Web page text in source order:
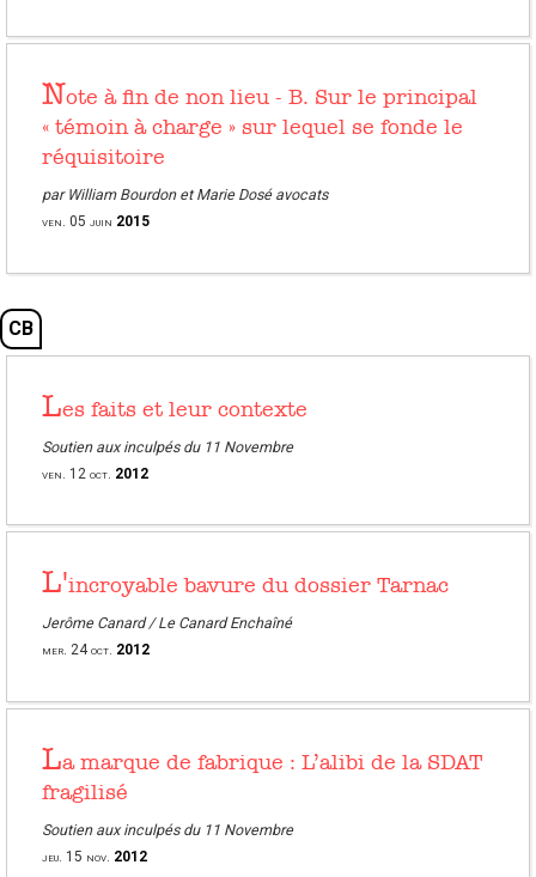
Note à fin de non lieu - B. Sur le principal
« témoin à charge » sur lequel se fonde le
réquisitoire
par William Bourdon et Marie Dosé avocats
ven. 05 juin 2015
CB
Les faits et leur contexte
Soutien aux inculpés du 11 Novembre
ven. 12 oct. 2012
L'incroyable bavure du dossier Tarnac
Jerôme Canard / Le Canard Enchaîné
mer. 24 oct. 2012
La marque de fabrique : L’alibi de la SDAT
fragilisé
Soutien aux inculpés du 11 Novembre
jeu. 15 nov. 2012